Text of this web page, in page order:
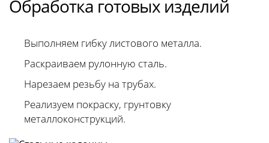
Обработка готовых изделий
Выполняем гибку листового металла.
Раскраиваем рулонную сталь.
Нарезаем резьбу на трубах.
Реализуем покраску, грунтовку
металлоконструкций.